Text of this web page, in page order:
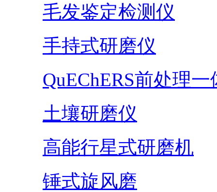
毛发鉴定检测仪
手持式研磨仪
QuEChERS前处理一
土壤研磨仪
高能行星式研磨机
锤式旋风磨